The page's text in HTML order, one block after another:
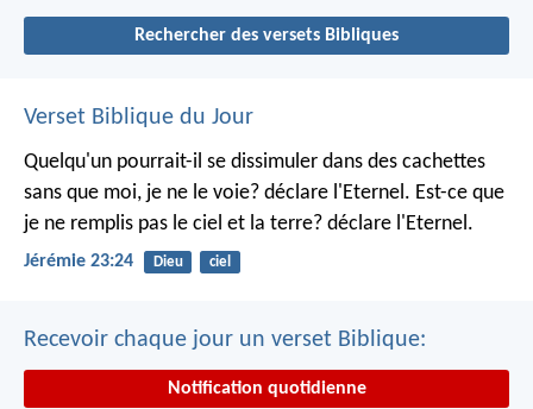
Rechercher des versets Bibliques
Verset Biblique du Jour
Quelqu'un pourrait-il se dissimuler dans des cachettes
sans que moi, je ne le voie? déclare l'Eternel. Est-ce que
je ne remplis pas le ciel et la terre? déclare l'Eternel.
Jérémie 23:24 Dieu ciel
Recevoir chaque jour un verset Biblique:
Notification quotidienne